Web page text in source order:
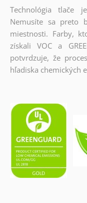
Technológia tlače
Nemusíte sa preto
miestnosti. Farby,
získali VOC a
potvrdzuje, že
hľadiska chemických